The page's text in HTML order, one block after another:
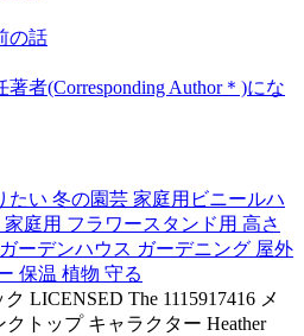
の話
者(Corresponding Author＊)にな
たい 冬の園芸 家庭用ビニールハ
庭用 フラワースタンド用 高さ
ーデンハウス ガーデニング 屋外
保温 植物 守る
LICENSED The 1115917416 メ
クトップ キャラクター Heather